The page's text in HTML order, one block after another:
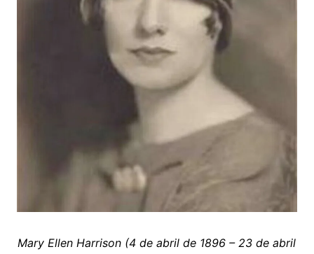
Mary Ellen Harrison (4 de abril de 1896 – 23 de abril